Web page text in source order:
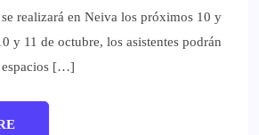
realizará en Neiva los próximos 10 y
y 11 de octubre, los asistentes podrán
espacios […]